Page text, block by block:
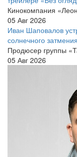
Кинокомпания
05 Авг 2026
Иван Шаповалов
солнечного затмения
Продюсер группы
05 Авг 2026